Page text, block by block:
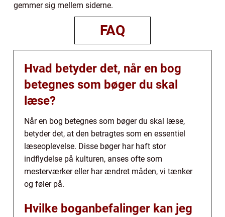
gemmer sig mellem siderne.
FAQ
Hvad betyder det, når en bog
betegnes som bøger du skal
læse?
Når en bog betegnes som bøger du skal læse,
betyder det, at den betragtes som en essentiel
læseoplevelse. Disse bøger har haft stor
indflydelse på kulturen, anses ofte som
mesterværker eller har ændret måden, vi tænker
og føler på.
Hvilke boganbefalinger kan jeg